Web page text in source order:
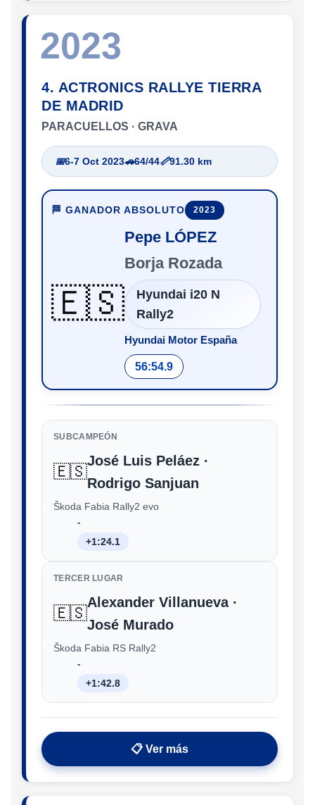
2023
4. ACTRONICS RALLYE TIERRA
DE MADRID
PARACUELLOS · GRAVA
📅6-7 Oct 2023🚗64/44📏91.30 km
🏁 GANADOR ABSOLUTO 2023
🇪🇸
Pepe LÓPEZ
Borja Rozada
Hyundai i20 N
Rally2
Hyundai Motor España
56:54.9
SUBCAMPEÓN
🇪🇸
José Luis Peláez ·
Rodrigo Sanjuan
Škoda Fabia Rally2 evo
‑
+1:24.1
TERCER LUGAR
🇪🇸
Alexander Villanueva ·
José Murado
Škoda Fabia RS Rally2
‑
+1:42.8
📋 Ver más